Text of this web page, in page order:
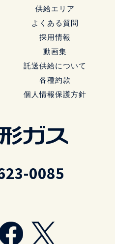
0085
供給エリア
よくある質問
採用情報
動画集
託送供給について
各種約款
個人情報保護方針